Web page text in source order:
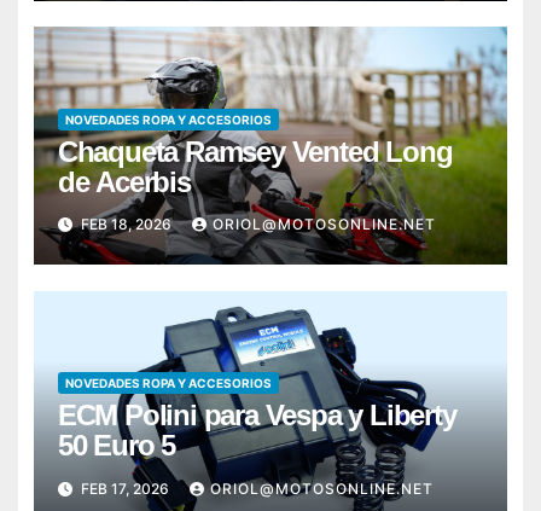
NOVEDADES ROPA Y ACCESORIOS
Chaqueta Ramsey Vented Long
de Acerbis
FEB 18, 2026 ORIOL@MOTOSONLINE.NET
NOVEDADES ROPA Y ACCESORIOS
ECM Polini para Vespa y Liberty
50 Euro 5
FEB 17, 2026 ORIOL@MOTOSONLINE.NET